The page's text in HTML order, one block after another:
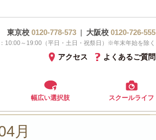
東京校 0120-778-573 | 大阪校 0120-726-555
10:00～19:00（平日・土日・祝祭日）※年末年始を除く
よくあるご質問
アクセス
幅広い選択肢 スクールライフ
月